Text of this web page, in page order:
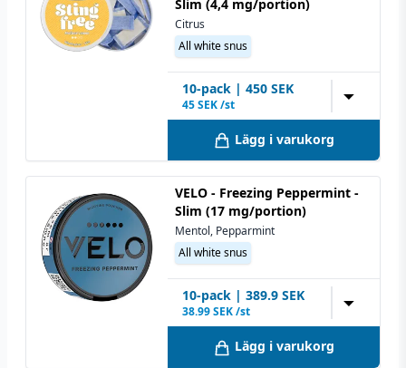
Format
Slim (4,4 mg/portion)
Citrus
All white snus
10-pack | 450 SEK
45SEK /st
▼
Lägg i varukorg
VELO - Freezing Peppermint -
Slim (17 mg/portion)
Mentol, Pepparmint
All white snus
10-pack | 389.9 SEK
38.99SEK /st
▼
Lägg i varukorg